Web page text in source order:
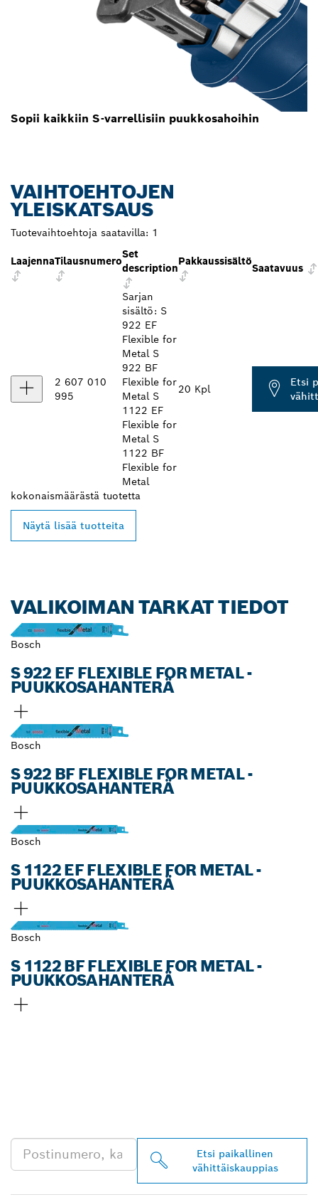
Sopii kaikkiin S-varrellisiin puukkosahoihin
VAIHTOEHTOJEN
YLEISKATSAUS
Tuotevaihtoehtoja saatavilla: 1
LaajennaTilausnumero
Set
description
Pakkaussisältö
Saatavuus
2 607 010
995
Sarjan
sisältö: S
922 EF
Flexible for
Metal S
922 BF
Flexible for
Metal S
1122 EF
Flexible for
Metal S
1122 BF
Flexible for
Metal
20 Kpl
Etsi
kokonaismäärästä tuotetta
Näytä lisää tuotteita
VALIKOIMAN TARKAT TIEDOT
Bosch
S 922 EF FLEXIBLE FOR METAL -
PUUKKOSAHANTERÄ
Bosch
S 922 BF FLEXIBLE FOR METAL -
PUUKKOSAHANTERÄ
Bosch
S 1122 EF FLEXIBLE FOR METAL -
PUUKKOSAHANTERÄ
Bosch
S 1122 BF FLEXIBLE FOR METAL -
PUUKKOSAHANTERÄ
Etsi paikallinen
vähittäiskauppias